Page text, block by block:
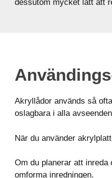
dessutom mycket lätt att
Akryllådor används så
oslagbara i alla
När du använder
Om du planerar att
omforma inredningen.